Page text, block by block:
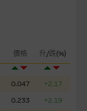
價格 升/跌(%)
0.047
+2.17
0.233
+2.19
信的假設及參
參數並非唯一
任何所示的指示
表現。網站內容
真誠提供，然
任何用途上均完